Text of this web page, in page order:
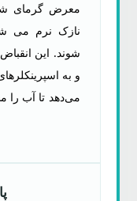
معرض گرمای
نازک نرم می
شوند. این
و به
می‌دهد تا آب را